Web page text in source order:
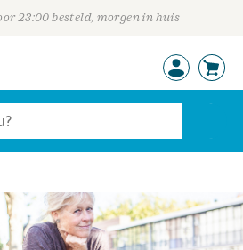
23:00 besteld, morgen in huis